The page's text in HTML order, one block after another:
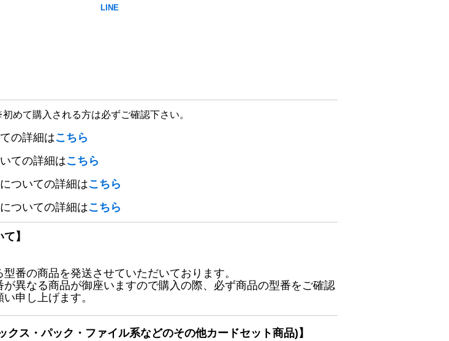
めて購入される方は必ずご確認下さい。
の詳細はこちら
ての詳細はこちら
ついての詳細はこちら
ついての詳細はこちら
】
番の商品を発送させていただいております。
異なる商品が御座いますので購入の際、必ず商品の型番をご確認
申し上げます。
クス・パック・ファイル系などのその他カードセット商品)】